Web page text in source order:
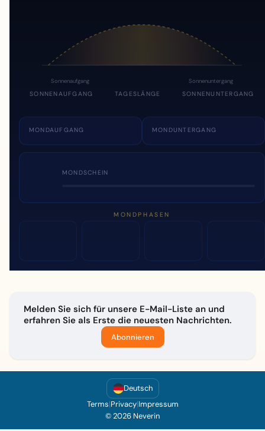
Sonnenaufgang Sonnenuntergang
SONNENAUFGANG TAGESLÄNGE SONNENUNTERGANG
MONDAUFGANG MONDUNTERGANG
MONDSCHEIN
MONDPHASEN
Melden Sie sich für unsere E-Mail-Liste an und
erfahren Sie als Erste die neuesten Nachrichten.
Abonnieren
Deutsch
Terms|Privacy|Impressum
© 2026 Neverin